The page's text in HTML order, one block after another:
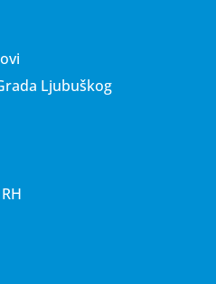
Ljubuškog